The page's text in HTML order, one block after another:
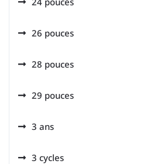
26 pouces
28 pouces
29 pouces
3 ans
3 cycles